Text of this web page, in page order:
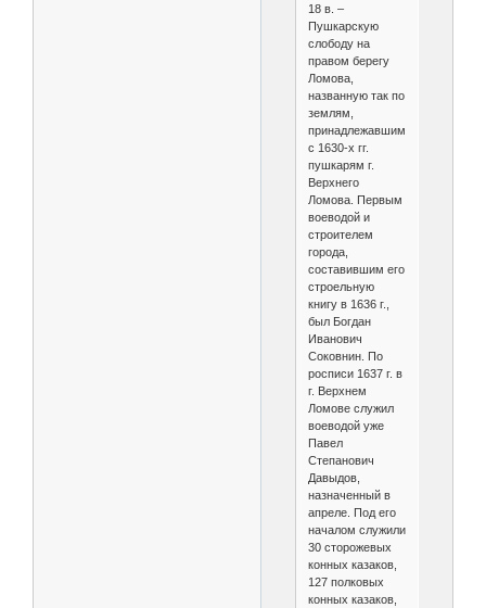
18 в. –
Пушкарскую
слободу на
правом берегу
Ломова,
названную так по
землям,
принадлежавшим
с 1630-х гг.
пушкарям г.
Верхнего
Ломова. Первым
воеводой и
строителем
города,
составившим его
строельную
книгу в 1636 г.,
был Богдан
Иванович
Соковнин. По
росписи 1637 г. в
г. Верхнем
Ломове служил
воеводой уже
Павел
Степанович
Давыдов,
назначенный в
апреле. Под его
началом служили
30 сторожевых
конных казаков,
127 полковых
конных казаков,